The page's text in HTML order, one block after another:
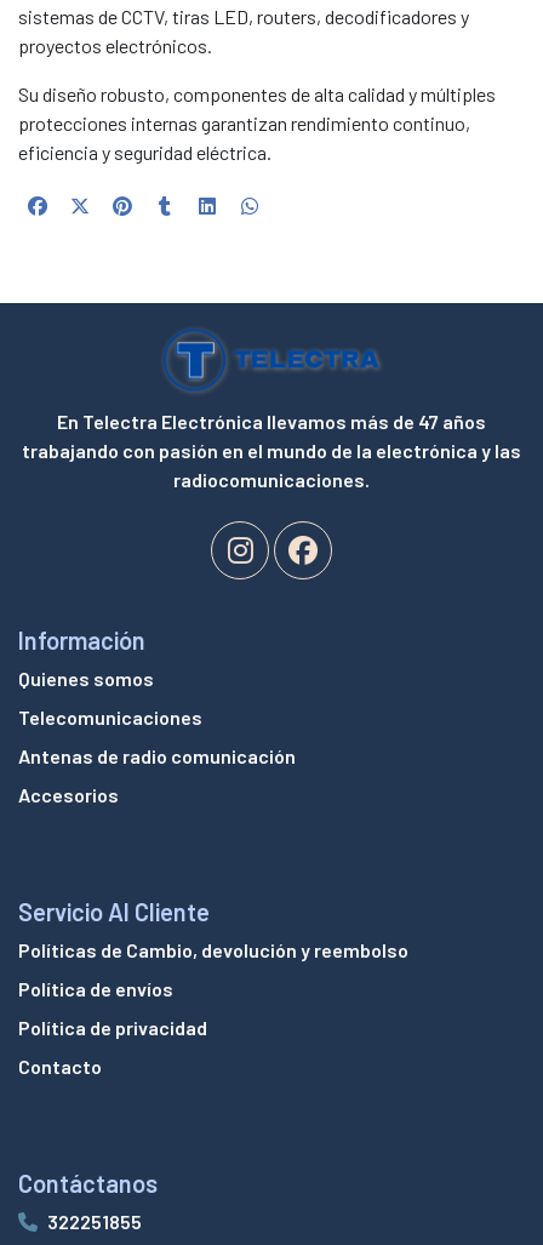
sistemas de CCTV, tiras LED, routers, decodificadores y
proyectos electrónicos.
Su diseño robusto, componentes de alta calidad y múltiples
protecciones internas garantizan rendimiento continuo,
eficiencia y seguridad eléctrica.
En Telectra Electrónica llevamos más de 47 años
trabajando con pasión en el mundo de la electrónica y las
radiocomunicaciones.
Información
Quienes somos
Telecomunicaciones
Antenas de radio comunicación
Accesorios
Servicio Al Cliente
Políticas de Cambio, devolución y reembolso
Política de envíos
Política de privacidad
Contacto
Contáctanos
322251855